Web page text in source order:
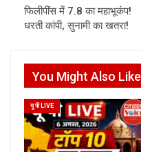
फिलीपींस में 7.8 का महाभूकंप!
धरती कांपी, सुनामी का खतरा!
You Might Also Like
यू पी LIVE